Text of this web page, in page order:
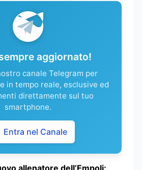
aggiornato!
canale Telegram per
in tempo reale, esclusive ed
direttamente sul tuo
smartphone.
Entra nel Canale
allenatore dell’Empoli: